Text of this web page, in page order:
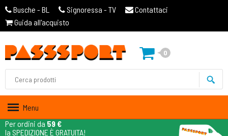
Busche - BL Signoressa - TV
Contattaci
Guida all'acquisto
0
Menu
Per ordini da 59 €
la SPEDIZIONE È GRATUITA!